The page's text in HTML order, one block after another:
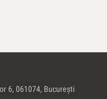
6, 061074, Bucureşti